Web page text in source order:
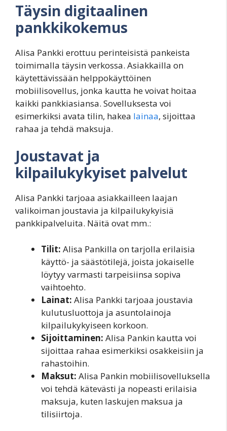
Täysin digitaalinen
pankkikokemus
Alisa Pankki erottuu perinteisistä pankeista
toimimalla täysin verkossa. Asiakkailla on
käytettävissään helppokäyttöinen
mobiilisovellus, jonka kautta he voivat hoitaa
kaikki pankkiasiansa. Sovelluksesta voi
esimerkiksi avata tilin, hakea lainaa, sijoittaa
rahaa ja tehdä maksuja.
Joustavat ja
kilpailukykyiset palvelut
Alisa Pankki tarjoaa asiakkailleen laajan
valikoiman joustavia ja kilpailukykyisiä
pankkipalveluita. Näitä ovat mm.:
Tilit: Alisa Pankilla on tarjolla erilaisia
käyttö- ja säästötilejä, joista jokaiselle
löytyy varmasti tarpeisiinsa sopiva
vaihtoehto.
Lainat: Alisa Pankki tarjoaa joustavia
kulutusluottoja ja asuntolainoja
kilpailukykyiseen korkoon.
Sijoittaminen: Alisa Pankin kautta voi
sijoittaa rahaa esimerkiksi osakkeisiin ja
rahastoihin.
Maksut: Alisa Pankin mobiilisovelluksella
voi tehdä kätevästi ja nopeasti erilaisia
maksuja, kuten laskujen maksua ja
tilisiirtoja.